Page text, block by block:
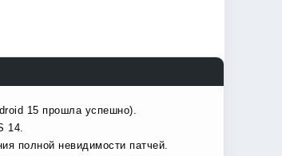
15 прошла успешно).
14.
полной невидимости патчей.